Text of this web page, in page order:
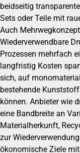
beidseitig
Sets oder Teile mit
Auch
Wiederverwendbare
Prozessen mehrfach
langfristig Kosten
sich, auf
bestehende
können. Anbieter wie
eine Bandbreite an
Materialherkunft,
zur
ökonomische Ziele